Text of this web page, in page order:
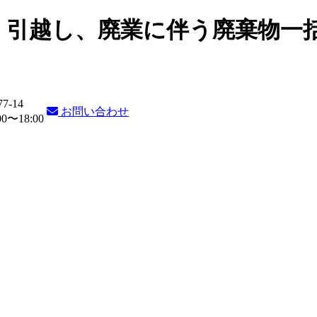
越し、廃業に伴う廃棄物一
14
〜18:00
お問い合わせ